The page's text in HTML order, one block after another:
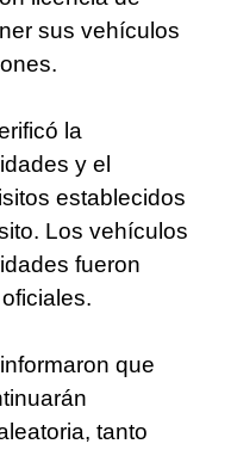
sus vehículos
la
y el
establecidos
Los vehículos
fueron
que
tanto